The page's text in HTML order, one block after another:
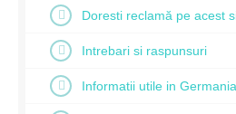
Doresti reclamă pe acest
Intrebari si raspunsuri
Informatii utile in Germania